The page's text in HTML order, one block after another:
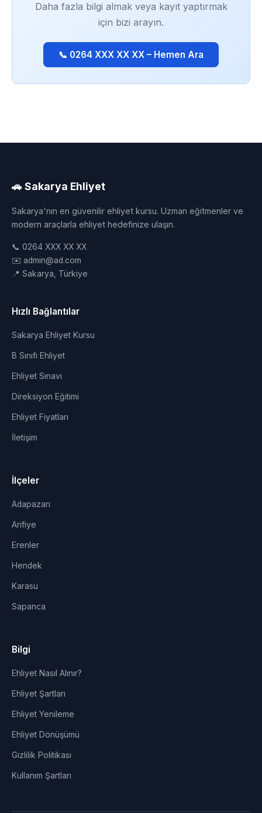
Daha fazla bilgi almak veya kayıt yaptırmak
için bizi arayın.
📞 0264 XXX XX XX – Hemen Ara
🚗 Sakarya Ehliyet
Sakarya'nın en güvenilir ehliyet kursu. Uzman eğitmenler ve
modern araçlarla ehliyet hedefinize ulaşın.
📞 0264 XXX XX XX
✉️ admin@ad.com
📍 Sakarya, Türkiye
Hızlı Bağlantılar
Sakarya Ehliyet Kursu
B Sınıfı Ehliyet
Ehliyet Sınavı
Direksiyon Eğitimi
Ehliyet Fiyatları
İletişim
İlçeler
Adapazarı
Arifiye
Erenler
Hendek
Karasu
Sapanca
Bilgi
Ehliyet Nasıl Alınır?
Ehliyet Şartları
Ehliyet Yenileme
Ehliyet Dönüşümü
Gizlilik Politikası
Kullanım Şartları